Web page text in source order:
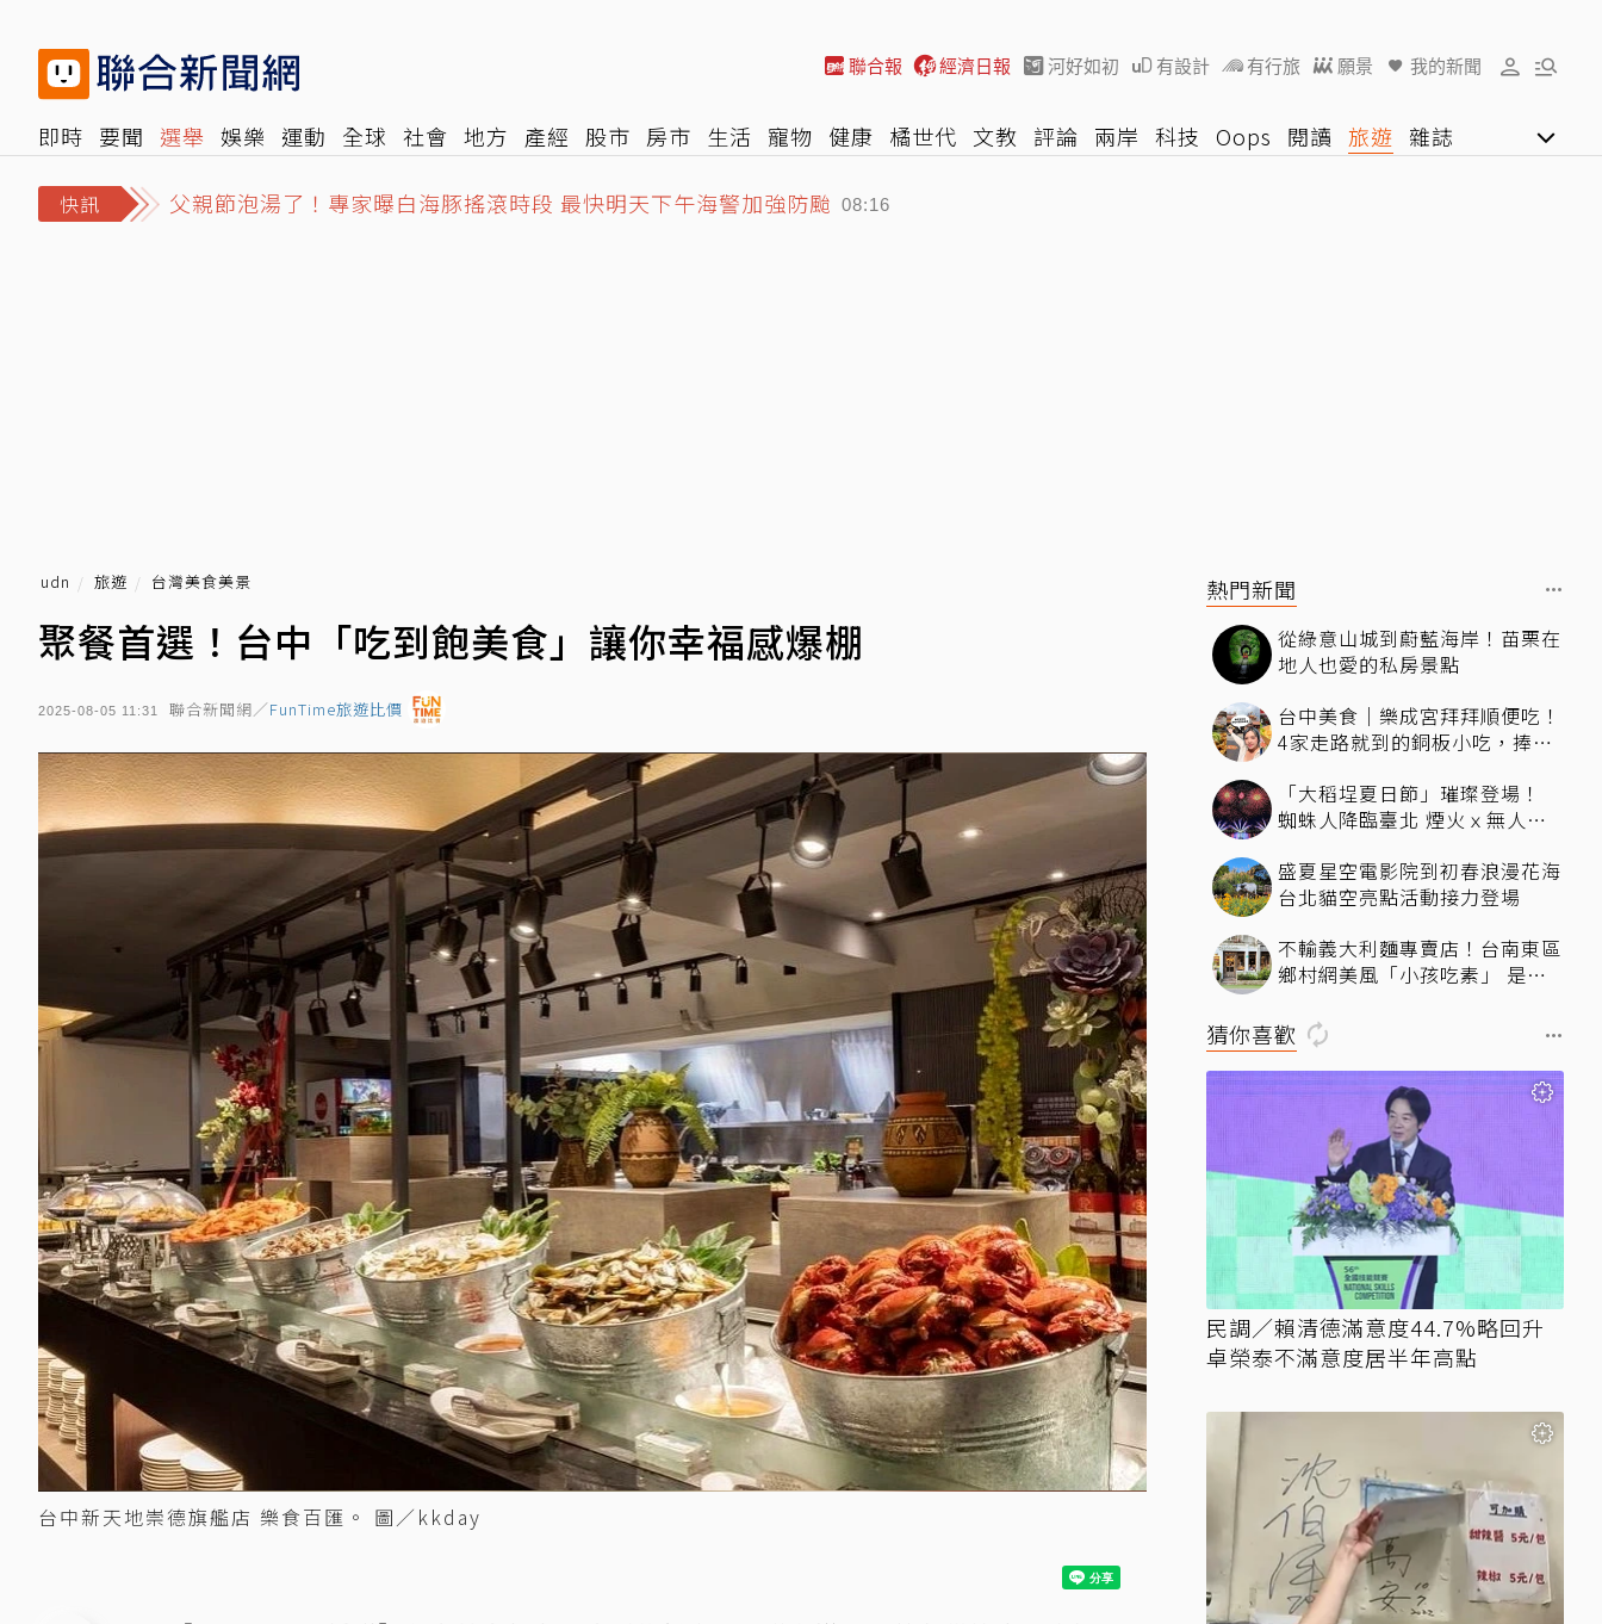
聯合報 經濟日報 河好如初 有設計 有行旅 願景 我的新聞
即時 要聞 選舉 娛樂 運動 全球 社會 地方 產經 股市 房市 生活 寵物 健康 橘世代 文教 評論 兩岸 科技 Oops 閱讀 旅遊 雜誌
快訊
父親節泡湯了！專家曝白海豚搖滾時段 最快明天下午海警加強防颱
MLB／大谷本季首次單場雙響砲 道奇不敵小熊慘吞今年最長6連敗 08:02
udn 旅遊 台灣美食美景
聚餐首選！台中「吃到飽美食」讓你幸福感爆棚
2025-08-05 11:31 聯合新聞網／FunTime旅遊比價
台中新天地崇德旗艦店 樂食百匯。 圖／kkday
熱門新聞
從綠意山城到蔚藍海岸！苗栗在
地人也愛的私房景點
台中美食｜樂成宮拜拜順便吃！
4家走路就到的銅板小吃，捧花
一次收
「大稻埕夏日節」璀璨登場！
蜘蛛人降臨臺北 煙火ｘ無人機
盛夏星空電影院到初春浪漫花海
台北貓空亮點活動接力登場
不輸義大利麵專賣店！台南東區
鄉村網美風「小孩吃素」 是一
猜你喜歡
民調／賴清德滿意度44.7%略回升
卓榮泰不滿意度居半年高點